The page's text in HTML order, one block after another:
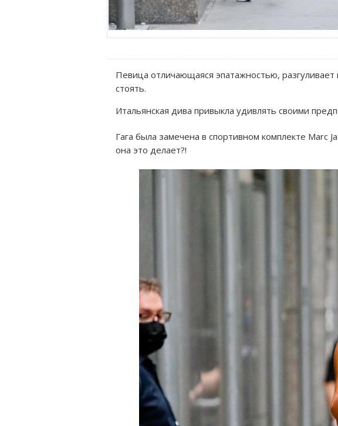
Певица отличающаяся эпатажностью,
стоять.
Итальянская дива привыкла удивлять своими
Гага была замечена в спортивном комплекте
она это делает?!